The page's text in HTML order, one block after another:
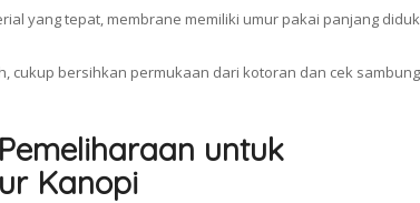
yang tepat, membrane memiliki umur pakai panjang
cukup bersihkan permukaan dari kotoran dan cek
untuk
Kanopi